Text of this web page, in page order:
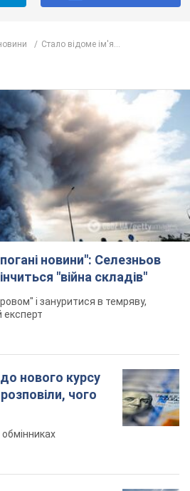
новини": Селезньов
"війна складів"
і зануритися в темряву,
нового курсу
чого
які
у
сполох
та
протягом сотень років